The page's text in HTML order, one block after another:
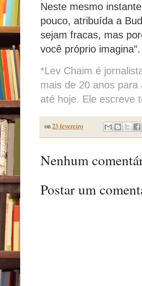
Neste mesmo
pouco, atribuída a
sejam fracas, mas
você próprio imagina”.
*Lev Chaim é
mais de 20 anos
até hoje. Ele escreve
on23 fevereiro
Nenhum
Postar um